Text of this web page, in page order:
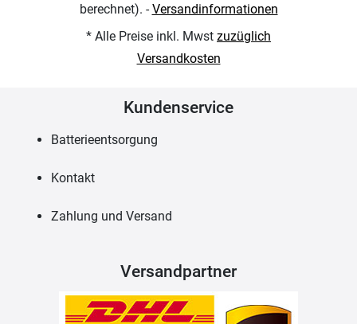
berechnet). -Versandinformationen
* Alle Preise inkl. Mwst zuzüglich
Versandkosten
Kundenservice
Batterieentsorgung
Kontakt
Zahlung und Versand
Versandpartner